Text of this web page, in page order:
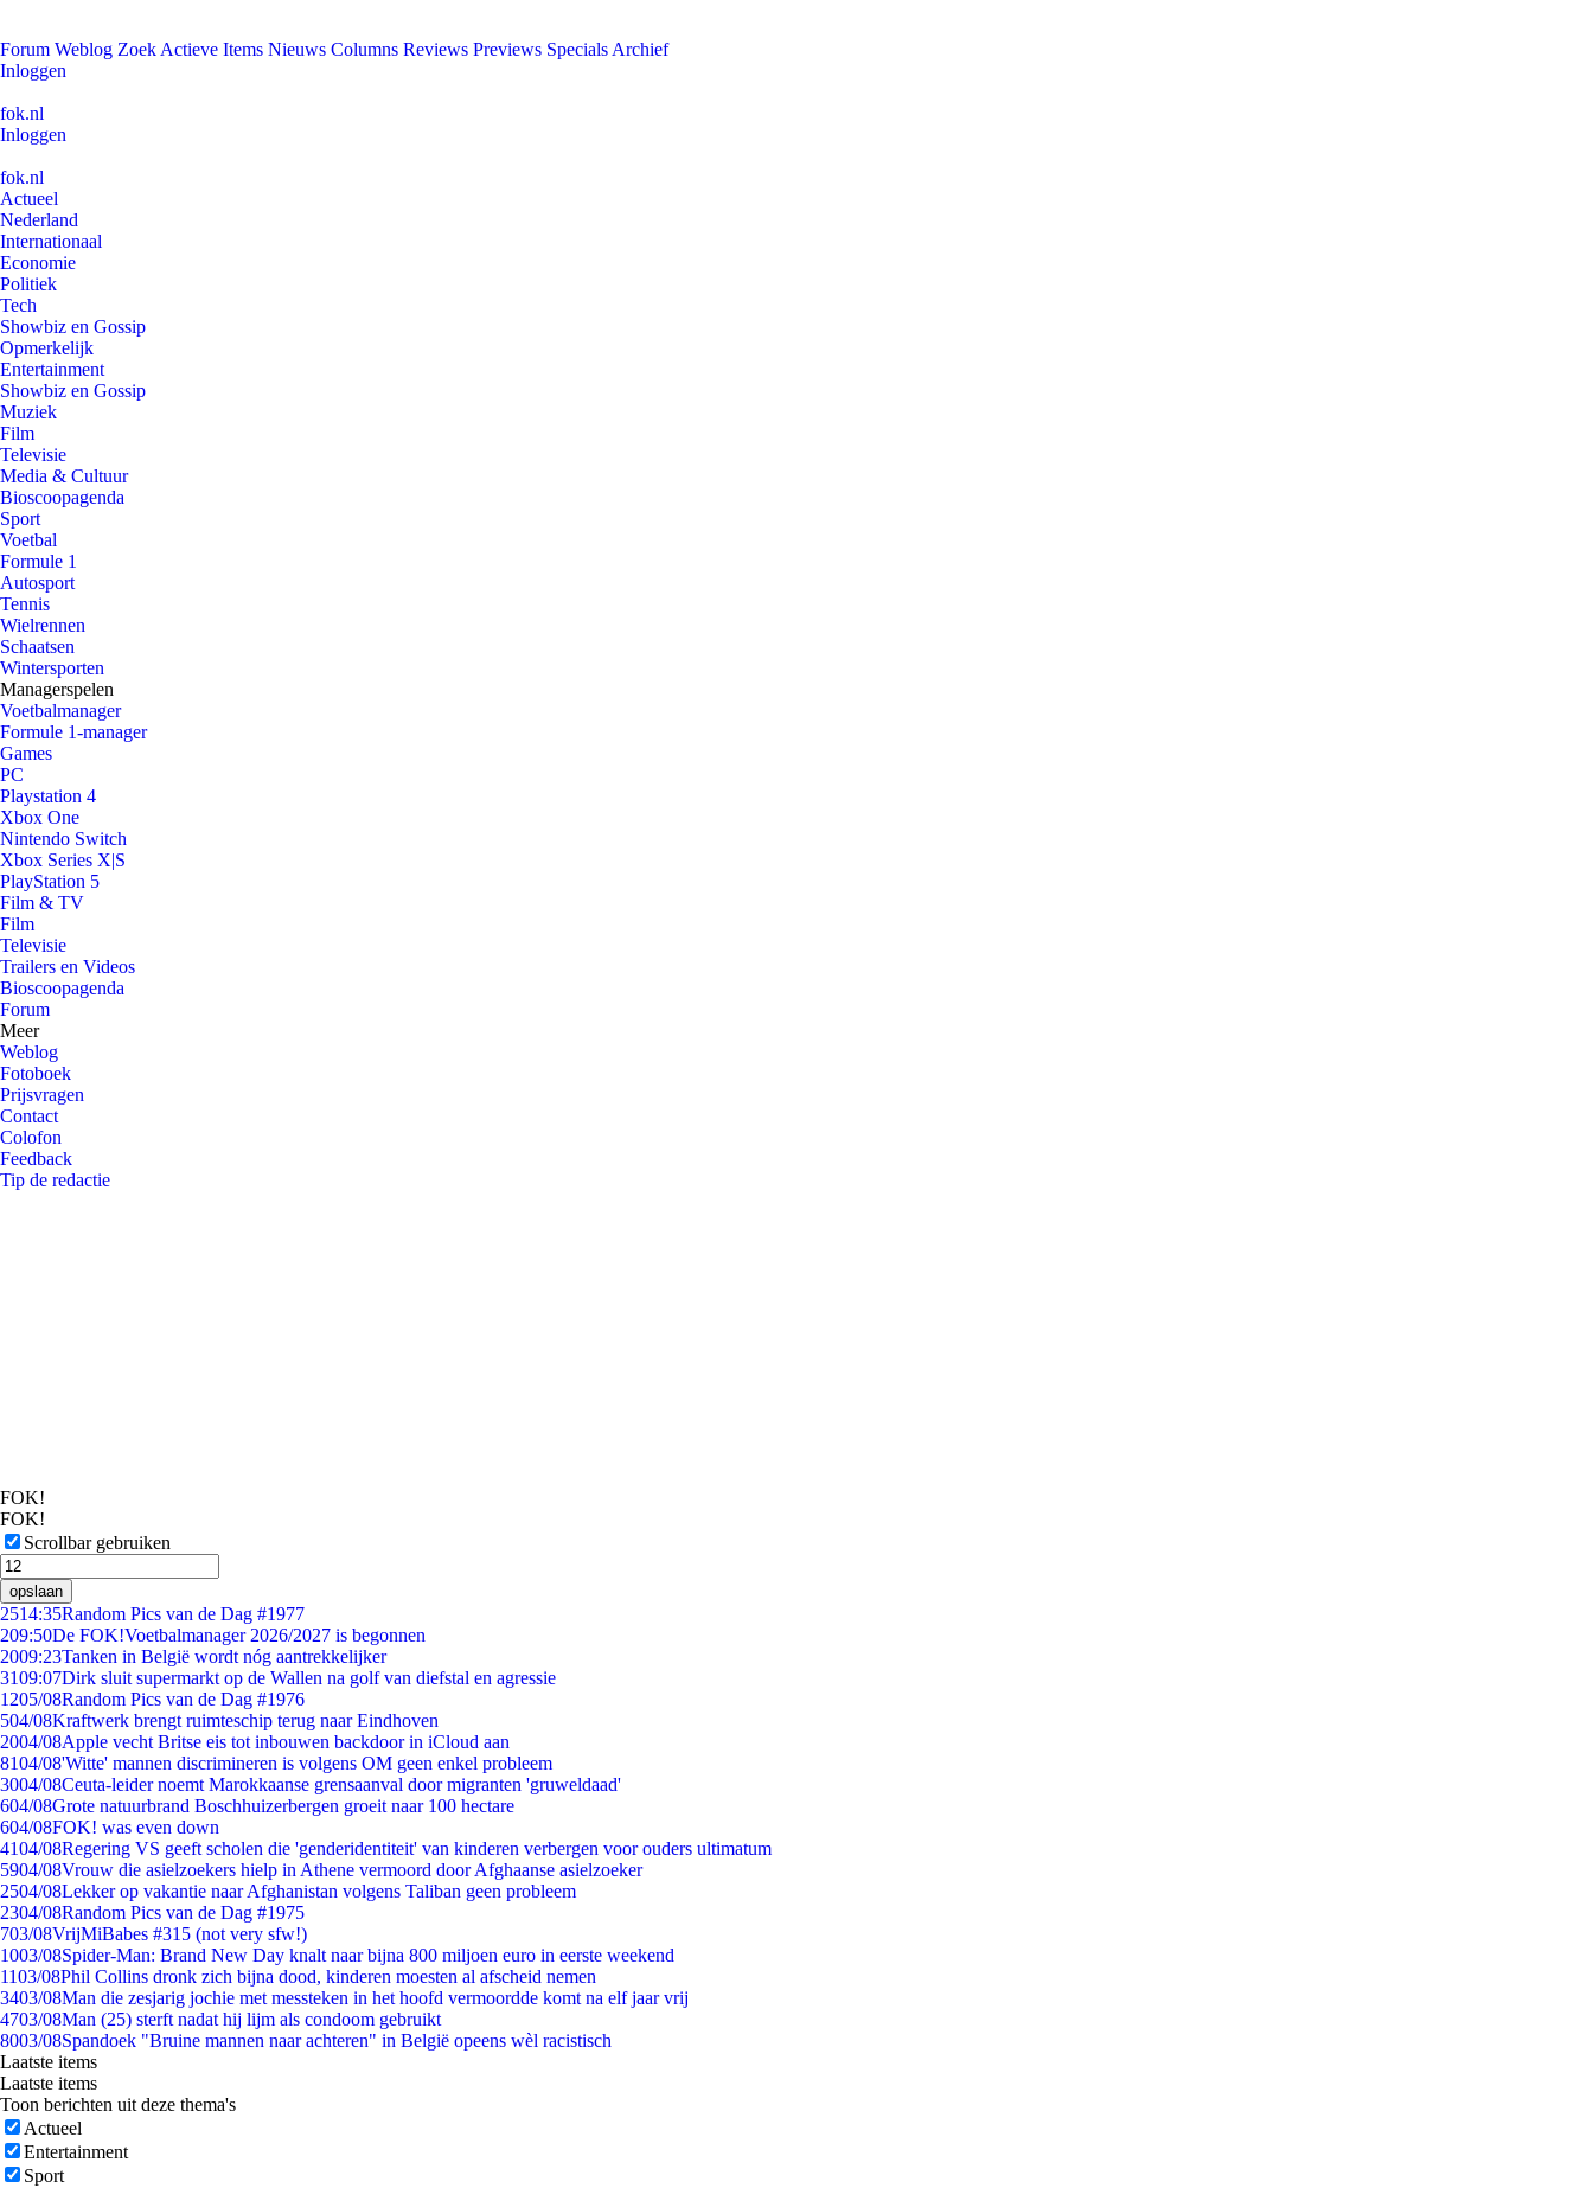
Forum Weblog Zoek Actieve Items Nieuws Columns Reviews Previews Specials Archief
Inloggen
fok.nl
Inloggen
fok.nl
Actueel
Nederland
Internationaal
Economie
Politiek
Tech
Showbiz en Gossip
Opmerkelijk
Entertainment
Showbiz en Gossip
Muziek
Film
Televisie
Media & Cultuur
Bioscoopagenda
Sport
Voetbal
Formule 1
Autosport
Tennis
Wielrennen
Schaatsen
Wintersporten
Managerspelen
Voetbalmanager
Formule 1-manager
Games
PC
Playstation 4
Xbox One
Nintendo Switch
Xbox Series X|S
PlayStation 5
Film & TV
Film
Televisie
Trailers en Videos
Bioscoopagenda
Forum
Meer
Weblog
Fotoboek
Prijsvragen
Contact
Colofon
Feedback
Tip de redactie
FOK!
FOK!
Scrollbar gebruiken
opslaan
2514:35Random Pics van de Dag #1977
209:50De FOK!Voetbalmanager 2026/2027 is begonnen
2009:23Tanken in België wordt nóg aantrekkelijker
3109:07Dirk sluit supermarkt op de Wallen na golf van diefstal en agressie
1205/08Random Pics van de Dag #1976
504/08Kraftwerk brengt ruimteschip terug naar Eindhoven
2004/08Apple vecht Britse eis tot inbouwen backdoor in iCloud aan
8104/08'Witte' mannen discrimineren is volgens OM geen enkel probleem
3004/08Ceuta-leider noemt Marokkaanse grensaanval door migranten 'gruweldaad'
604/08Grote natuurbrand Boschhuizerbergen groeit naar 100 hectare
604/08FOK! was even down
4104/08Regering VS geeft scholen die 'genderidentiteit' van kinderen verbergen voor ouders ultimatum
5904/08Vrouw die asielzoekers hielp in Athene vermoord door Afghaanse asielzoeker
2504/08Lekker op vakantie naar Afghanistan volgens Taliban geen probleem
2304/08Random Pics van de Dag #1975
703/08VrijMiBabes #315 (not very sfw!)
1003/08Spider-Man: Brand New Day knalt naar bijna 800 miljoen euro in eerste weekend
1103/08Phil Collins dronk zich bijna dood, kinderen moesten al afscheid nemen
3403/08Man die zesjarig jochie met messteken in het hoofd vermoordde komt na elf jaar vrij
4703/08Man (25) sterft nadat hij lijm als condoom gebruikt
8003/08Spandoek "Bruine mannen naar achteren" in België opeens wèl racistisch
Laatste items
Laatste items
Toon berichten uit deze thema's
Actueel
Entertainment
Sport